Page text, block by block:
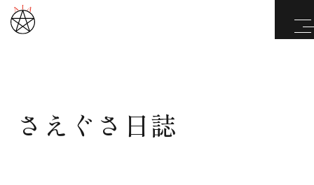
武道と医道
さえぐさ日誌